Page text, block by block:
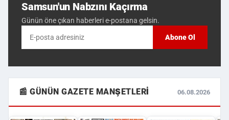
Samsun'un Nabzını Kaçırma
Günün öne çıkan haberleri e-postana gelsin.
Abone Ol
📰 GÜNÜN GAZETE MANŞETLERI 06.08.2026